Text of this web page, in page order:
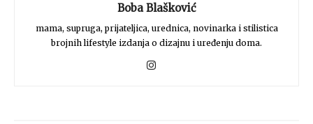
Boba Blašković
mama, supruga, prijateljica, urednica, novinarka i stilistica
brojnih lifestyle izdanja o dizajnu i uređenju doma.